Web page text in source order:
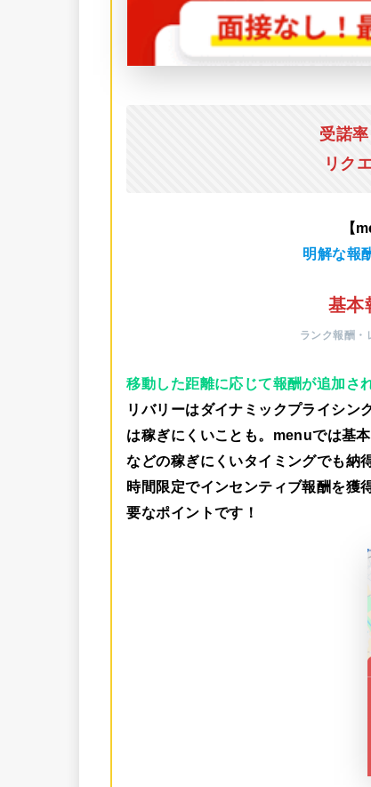
受諾
リク
【
明解な報
基本
ランク報酬・
移動した距離に応じて報酬が追加さ
リバリーはダイナミックプライシン
は稼ぎにくいことも。menuでは基
などの稼ぎにくいタイミングでも納
時間限定でインセンティブ報酬を獲
要なポイントです！